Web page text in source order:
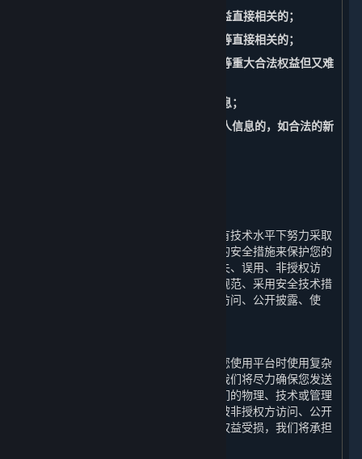
3. 与公共安全、公共卫生、重大公共利益直接相关的；
4. 与刑事侦查、起诉、审判和判决执行等直接相关的；
5. 出于维护您或其他个人的生命、财产等重大合法权益但又难
6. 您自行向社会公众公开的您的个人信息；
7. 从合法公开披露的信息中收集您的个人信息的，如合法的新
为保障您的个人信息安全，我们会在现有技术水平下努力采取
合理必要的物理、技术和行政管理方面的安全措施来保护您的
个人信息，以防止您的个人信息遭受丢失、误用、非授权访
问、披露和更改，包括建立合理的制度规范、采用安全技术措
施来防止您的个人信息遭到未经授权的访问、公开披露、使
互联网并非绝对安全的环境，我们建议您使用平台时使用复杂
密码，并妥善保护您的个人信息安全。我们将尽力确保您发送
给我们的任何信息的安全性。如果因我们的物理、技术或管理
防护设施遭到破坏，导致您的个人信息被非授权方访问、公开
披露、篡改、或毁坏，进而使您的合法权益受损，我们将承担